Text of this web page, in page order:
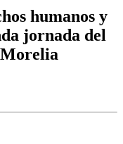
humanos y
jornada del